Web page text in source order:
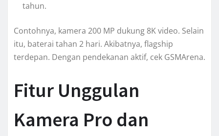
tahun.
Contohnya, kamera 200 MP dukung 8K video. Selain
itu, baterai tahan 2 hari. Akibatnya, flagship
terdepan. Dengan pendekanan aktif, cek GSMArena.
Fitur Unggulan
Kamera Pro dan